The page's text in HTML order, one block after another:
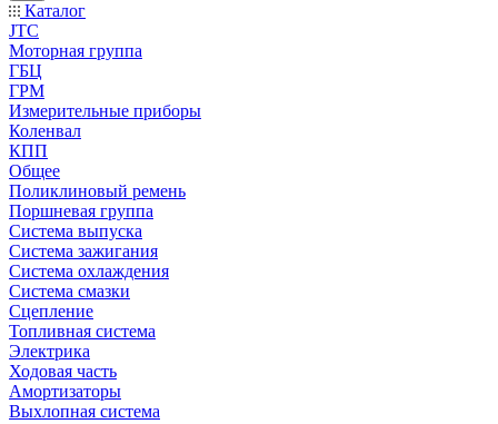
Каталог
JTC
Моторная группа
ГБЦ
ГРМ
Измерительные приборы
Коленвал
КПП
Общее
Поликлиновый ремень
Поршневая группа
Система выпуска
Система зажигания
Система охлаждения
Система смазки
Сцепление
Топливная система
Электрика
Ходовая часть
Амортизаторы
Выхлопная система